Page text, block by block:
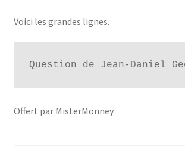
Voici les grandes lignes.
Question de Jean-Daniel
Offert par MisterMonney